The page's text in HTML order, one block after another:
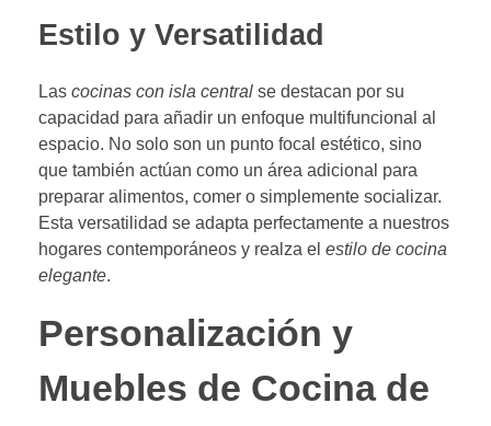
Estilo y Versatilidad
Las cocinas con isla central se destacan por su
capacidad para añadir un enfoque multifuncional al
espacio. No solo son un punto focal estético, sino
que también actúan como un área adicional para
preparar alimentos, comer o simplemente socializar.
Esta versatilidad se adapta perfectamente a nuestros
hogares contemporáneos y realza el estilo de cocina
elegante.
Personalización y
Muebles de Cocina de